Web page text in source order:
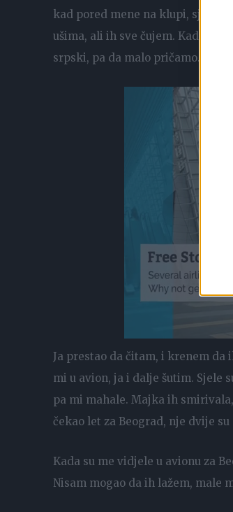
kad pored mene na klupi, sjeda
ušima, ali ih sve čujem. Kad
srpski, pa da malo pričamo.
Ja prestao da čitam, i krenem da
mi u avion, ja i dalje šutim. Sjele
pa mi mahale. Majka ih
čekao let za Beograd, nje dvije
Kada su me vidjele u avionu za
Nisam mogao da ih lažem, male